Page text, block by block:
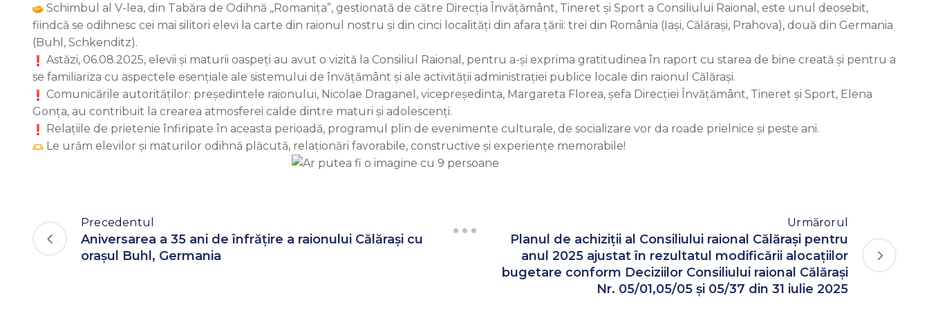
Schimbul al V-lea, din Tabăra de Odihnă ,,Romanița”, gestionată de către Direcția Învățământ, Tineret și Sport a Consiliului Raional, este unul deosebit,
fiindcă se odihnesc cei mai silitori elevi la carte din raionul nostru și din cinci localități din afara țării: trei din România (Iași, Călărași, Prahova), două din Germania
(Buhl, Schkenditz).
Astăzi, 06.08.2025, elevii și maturii oaspeți au avut o vizită la Consiliul Raional, pentru a-și exprima gratitudinea în raport cu starea de bine creată și pentru a
se familiariza cu aspectele esențiale ale sistemului de învățământ și ale activității administrației publice locale din raionul Călărași.
Comunicările autorităților: președintele raionului, Nicolae Draganel, vicepreședinta, Margareta Florea, șefa Direcției Învățământ, Tineret și Sport, Elena
Gonța, au contribuit la crearea atmosferei calde dintre maturi și adolescenți.
Relațiile de prietenie înfiripate în aceasta perioadă, programul plin de evenimente culturale, de socializare vor da roade prielnice și peste ani.
Le urăm elevilor și maturilor odihnă plăcută, relaționări favorabile, constructive și experiențe memorabile!
Precedentul
Aniversarea a 35 ani de înfrățire a raionului Călărași cu
orașul Buhl, Germania
Urmărorul
Planul de achiziții al Consiliului raional Călărași pentru
anul 2025 ajustat în rezultatul modificării alocațiilor
bugetare conform Deciziilor Consiliului raional Călărași
Nr. 05/01,05/05 și 05/37 din 31 iulie 2025